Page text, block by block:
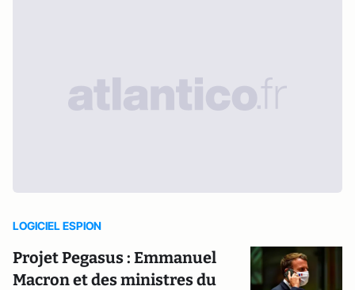
LOGICIEL ESPION
Projet Pegasus : Emmanuel
Macron et des ministres du